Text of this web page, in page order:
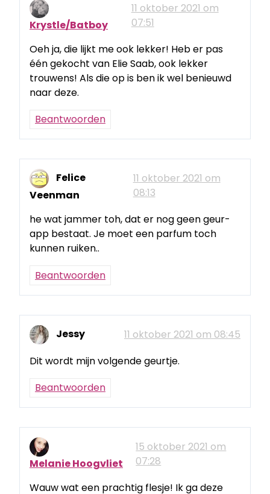
Krystle/Batboy
11 oktober 2021 om
07:51
Oeh ja, die lijkt me ook lekker! Heb er pas
één gekocht van Elie Saab, ook lekker
trouwens! Als die op is ben ik wel benieuwd
naar deze.
Beantwoorden
Felice
Veenman
11 oktober 2021 om
08:13
he wat jammer toh, dat er nog geen geur-
app bestaat. Je moet een parfum toch
kunnen ruiken..
Beantwoorden
Jessy
11 oktober 2021 om 08:45
Dit wordt mijn volgende geurtje.
Beantwoorden
Melanie Hoogvliet
15 oktober 2021 om
07:28
Wauw wat een prachtig flesje! Ik ga deze